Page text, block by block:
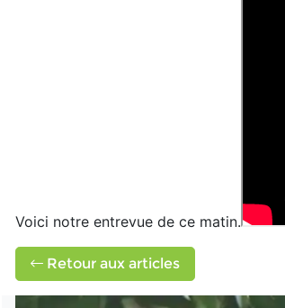
Voici notre entrevue de ce matin.
Retour aux articles